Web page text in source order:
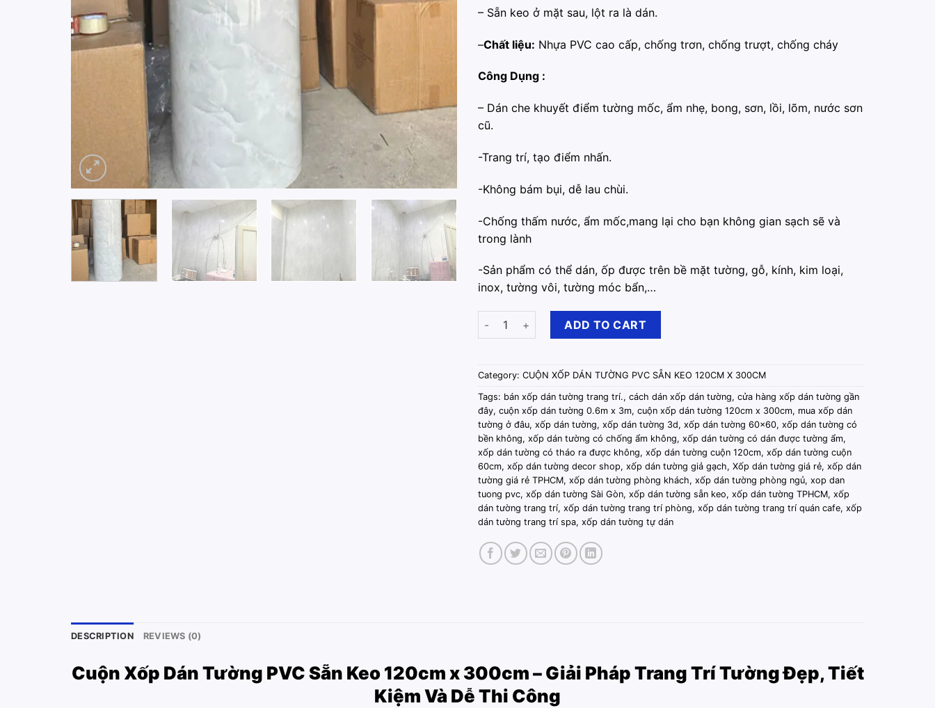
– Sẵn keo ở mặt sau, lột ra là dán.
–Chất liệu: Nhựa PVC cao cấp, chống trơn, chống trượt, chống cháy
Công Dụng :
– ️Dán che khuyết điểm tường mốc, ẩm nhẹ, bong, sơn, lồi, lõm, nước sơn
cũ.
-️Trang trí, tạo điểm nhấn.
️-Không bám bụi, dễ lau chùi.
️-Chống thấm nước, ẩm mốc,mang lại cho bạn không gian sạch sẽ và
trong lành
-️Sản phẩm có thể dán, ốp được trên bề mặt tường, gỗ, kính, kim loại,
inox, tường vôi, tường móc bẩn,…
Cuộn Xốp Dán Tường PVC Sẵn Keo 120cm x 300cm Đá Xám Bóng quantity
ADD TO CART
Category: CUỘN XỐP DÁN TƯỜNG PVC SẴN KEO 120CM X 300CM
Tags: bán xốp dán tường trang trí., cách dán xốp dán tường, cửa hàng xốp dán tường gần
đây, cuộn xốp dán tường 0.6m x 3m, cuộn xốp dán tường 120cm x 300cm, mua xốp dán
tường ở đâu, xốp dán tường, xốp dán tường 3d, xốp dán tường 60x60, xốp dán tường có
bền không, xốp dán tường có chống ẩm không, xốp dán tường có dán được tường ẩm,
xốp dán tường có tháo ra được không, xốp dán tường cuộn 120cm, xốp dán tường cuộn
60cm, xốp dán tường decor shop, xốp dán tường giả gạch, Xốp dán tường giá rẻ, xốp dán
tường giá rẻ TPHCM, xốp dán tường phòng khách, xốp dán tường phòng ngủ, xop dan
tuong pvc, xốp dán tường Sài Gòn, xốp dán tường sẵn keo, xốp dán tường TPHCM, xốp
dán tường trang trí, xốp dán tường trang trí phòng, xốp dán tường trang trí quán cafe, xốp
dán tường trang trí spa, xốp dán tường tự dán
DESCRIPTION REVIEWS (0)
Cuộn Xốp Dán Tường PVC Sẵn Keo 120cm x 300cm– Giải Pháp Trang Trí Tường Đẹp, Tiết
Kiệm Và Dễ Thi Công